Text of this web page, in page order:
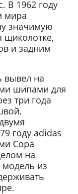
В 1962 году
мира
значимую
щиколотке,
и задним
вывел на
шипами для
три года
году adidas
Copa
на
из